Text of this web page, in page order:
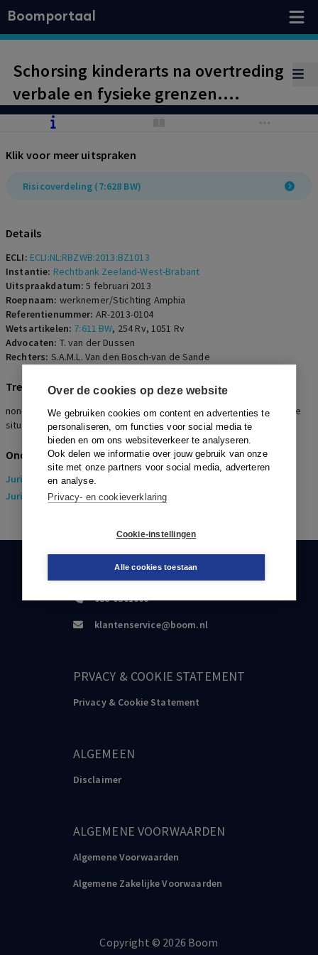
Over de cookies op deze website
We gebruiken cookies om content en advertenties te
personaliseren, om functies voor social media te
bieden en om ons websiteverkeer te analyseren.
Ook delen we informatie over jouw gebruik van onze
site met onze partners voor social media, adverteren
en analyse.
Privacy- en cookieverklaring
Cookie-instellingen
Alle cookies toestaan
Boomportaal
Schorsing kinderarts na overtreding
verbale en fysieke grenzen.
Arbitraal beding staat bevoegdheid
de weg. Afwijzing
wedertewerkstelling vanwege
Klik voor meer uitspraken
Risicoverdeling (7:628 BW)
Details
ECLI: ECLI:NL:RBZWB:2013:BZ1013
Instantie: Rechtbank Zeeland-West-Brabant
Uitspraakdatum:5 februari 2013
Roepnaam: werknemer/Stichting Amphia
Referentienummer: AR-2013-0104
Wetsartikelen: 7:611 BW, 254 Rv, 1051 Rv
Advocaten: T. van der Dussen
Rechters: S.A.M.L. Van den Bosch-van de Sande
Trefwoorden
non-actiefstelling, arbitraal beding, vertrouwensbreuk, onwerkbare
situatie, afwijzing wedertewerkstelling
Onderwerpen
Juridisch> Arbeidsrecht
Juridisch > Sociaal Zekerheidsrecht
KLANTENSERVICE
088-0301000
klantenservice@boom.nl
PRVACY & COOKIE STATEMENT
Privacy & Cookie Statement
ALGEMEEN
Disclaimer
ALGEMENE VOORWAARDEN
Algemene Voorwaarden
Algemene Zakelijke Voorwaarden
Copyright ©️ 2026 Boom